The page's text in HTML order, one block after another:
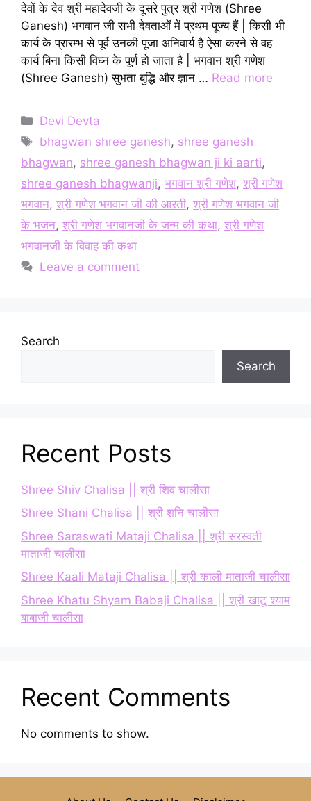
देवों के देव श्री महादेवजी के दूसरे पुत्र श्री गणेश (Shree
Ganesh) भगवान जी सभी देवताओं में प्रथम पूज्य हैं | किसी भी
कार्य के प्रारम्भ से पूर्व उनकी पूजा अनिवार्य है ऐसा करने से वह
कार्य बिना किसी विघ्न के पूर्ण हो जाता है | भगवान श्री गणेश
(Shree Ganesh) सुभता बुद्धि और ज्ञान … Read more
Categories
Devi Devta
Tags
bhagwan shree ganesh, shree ganesh
bhagwan, shree ganesh bhagwan ji ki aarti,
shree ganesh bhagwanji, भगवान श्री गणेश, श्री गणेश
भगवान, श्री गणेश भगवान जी की आरती, श्री गणेश भगवान जी
के भजन, श्री गणेश भगवानजी के जन्म की कथा, श्री गणेश
भगवानजी के विवाह की कथा
Leave a comment
Search
Search
Recent Posts
Shree Shiv Chalisa || श्री शिव चालीसा
Shree Shani Chalisa || श्री शनि चालीसा
Shree Saraswati Mataji Chalisa || श्री सरस्वती
माताजी चालीसा
Shree Kaali Mataji Chalisa || श्री काली माताजी चालीसा
Shree Khatu Shyam Babaji Chalisa || श्री खाटू श्याम
बाबाजी चालीसा
Recent Comments
No comments to show.